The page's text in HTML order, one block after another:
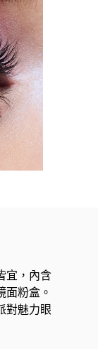
宜，內含
面粉盒。
對魅力眼